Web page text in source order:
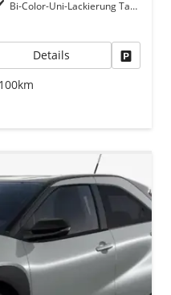
Bi-Color-Uni-Lackierung Tarragon/Night Sky Black (Urban Khaki / Black)
Details